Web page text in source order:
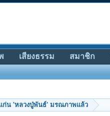
ก่น 'หลวงปู่พันธ์' มรณภาพแล้ว
เสียงธรรม สมาชิก